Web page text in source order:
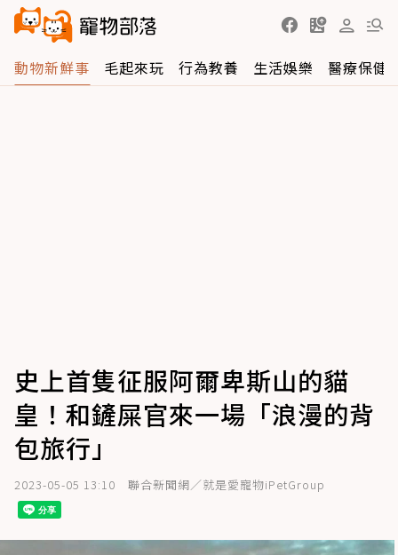
動物新鮮事 毛起來玩 行為教養 生活娛樂 醫療保健
史上首隻征服阿爾卑斯山的貓
皇！和鏟屎官來一場「浪漫的背
包旅行」
2023-05-05 13:10 聯合新聞網／就是愛寵物iPetGroup